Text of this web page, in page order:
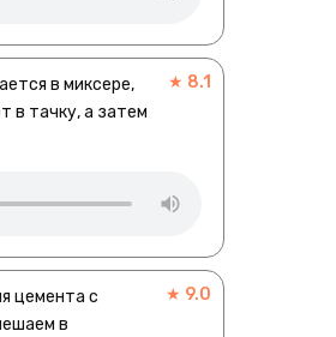
в миксере,
в тачку, а затем
★ 8.1
цемента с
в
★ 9.0